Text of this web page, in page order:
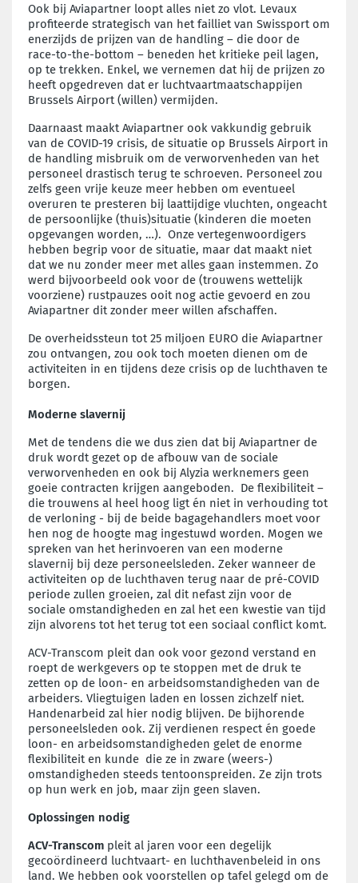
Ook bij Aviapartner loopt alles niet zo vlot. Levaux
profiteerde strategisch van het failliet van Swissport om
enerzijds de prijzen van de handling – die door de
race-to-the-bottom – beneden het kritieke peil lagen,
op te trekken. Enkel, we vernemen dat hij de prijzen zo
heeft opgedreven dat er luchtvaartmaatschappijen
Brussels Airport (willen) vermijden.
Daarnaast maakt Aviapartner ook vakkundig gebruik
van de COVID-19 crisis, de situatie op Brussels Airport in
de handling misbruik om de verworvenheden van het
personeel drastisch terug te schroeven. Personeel zou
zelfs geen vrije keuze meer hebben om eventueel
overuren te presteren bij laattijdige vluchten, ongeacht
de persoonlijke (thuis)situatie (kinderen die moeten
opgevangen worden, …). Onze vertegenwoordigers
hebben begrip voor de situatie, maar dat maakt niet
dat we nu zonder meer met alles gaan instemmen. Zo
werd bijvoorbeeld ook voor de (trouwens wettelijk
voorziene) rustpauzes ooit nog actie gevoerd en zou
Aviapartner dit zonder meer willen afschaffen.
De overheidssteun tot 25 miljoen EURO die Aviapartner
zou ontvangen, zou ook toch moeten dienen om de
activiteiten in en tijdens deze crisis op de luchthaven te
borgen.
Moderne slavernij
Met de tendens die we dus zien dat bij Aviapartner de
druk wordt gezet op de afbouw van de sociale
verworvenheden en ook bij Alyzia werknemers geen
goeie contracten krijgen aangeboden. De flexibiliteit –
die trouwens al heel hoog ligt én niet in verhouding tot
de verloning - bij de beide bagagehandlers moet voor
hen nog de hoogte mag ingestuwd worden. Mogen we
spreken van het herinvoeren van een moderne
slavernij bij deze personeelsleden. Zeker wanneer de
activiteiten op de luchthaven terug naar de pré-COVID
periode zullen groeien, zal dit nefast zijn voor de
sociale omstandigheden en zal het een kwestie van tijd
zijn alvorens tot het terug tot een sociaal conflict komt.
ACV-Transcom pleit dan ook voor gezond verstand en
roept de werkgevers op te stoppen met de druk te
zetten op de loon- en arbeidsomstandigheden van de
arbeiders. Vliegtuigen laden en lossen zichzelf niet.
Handenarbeid zal hier nodig blijven. De bijhorende
personeelsleden ook. Zij verdienen respect én goede
loon- en arbeidsomstandigheden gelet de enorme
flexibiliteit en kunde die ze in zware (weers-)
omstandigheden steeds tentoonspreiden. Ze zijn trots
op hun werk en job, maar zijn geen slaven.
Oplossingen nodig
ACV-Transcom pleit al jaren voor een degelijk
gecoördineerd luchtvaart- en luchthavenbeleid in ons
land. We hebben ook voorstellen op tafel gelegd om de